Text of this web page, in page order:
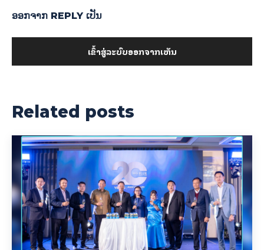
ອອກ​ຈາກ REPLY ເປັນ
ເຂົ້າ​ສູ່​ລະ​ບົບ​ອອກ​ຈາກ​ເຫັນ
Related posts